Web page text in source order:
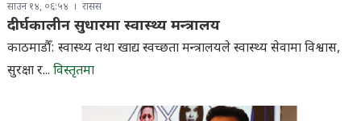
साउन १४, ०६:५४ रासस
दीर्घकालीन सुधारमा स्वास्थ्य मन्त्रालय
काठमाडौँ: स्वास्थ्य तथा खाद्य स्वच्छता मन्त्रालयले स्वास्थ्य सेवामा विश्वास,
सुरक्षा र... विस्तृतमा